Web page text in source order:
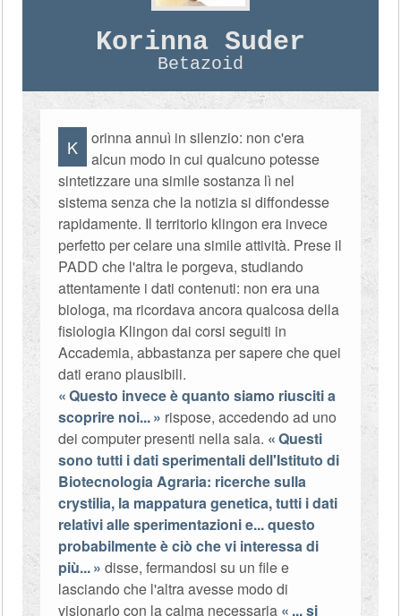
Korinna Suder
Betazoid
K
orinna annuì in silenzio: non c'era
alcun modo in cui qualcuno potesse
sintetizzare una simile sostanza lì nel
sistema senza che la notizia si diffondesse
rapidamente. Il territorio klingon era invece
perfetto per celare una simile attività. Prese il
PADD che l'altra le porgeva, studiando
attentamente i dati contenuti: non era una
biologa, ma ricordava ancora qualcosa della
fisiologia Klingon dai corsi seguiti in
Accademia, abbastanza per sapere che quei
dati erano plausibili.
Questo invece è quanto siamo riusciti a
scoprire noi...
rispose, accedendo ad uno
dei computer presenti nella sala.
Questi
sono tutti i dati sperimentali dell'Istituto di
Biotecnologia Agraria: ricerche sulla
crystilia, la mappatura genetica, tutti i dati
relativi alle sperimentazioni e... questo
probabilmente è ciò che vi interessa di
più...
disse, fermandosi su un file e
lasciando che l'altra avesse modo di
visionarlo con la calma necessaria
... si